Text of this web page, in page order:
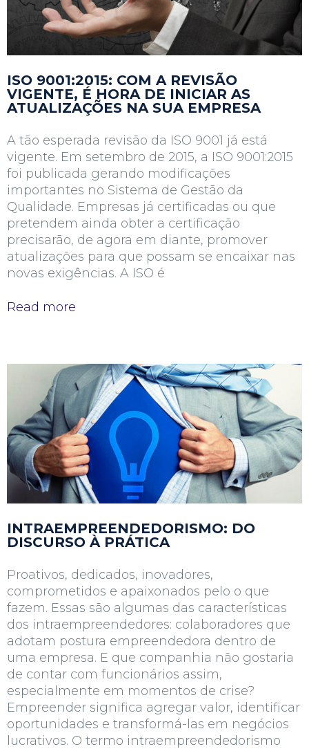
ISO 9001:2015: COM A REVISÃO
VIGENTE, É HORA DE INICIAR AS
ATUALIZAÇÕES NA SUA EMPRESA
A tão esperada revisão da ISO 9001 já está
vigente. Em setembro de 2015, a ISO 9001:2015
foi publicada gerando modificações
importantes no Sistema de Gestão da
Qualidade. Empresas já certificadas ou que
pretendem ainda obter a certificação
precisarão, de agora em diante, promover
atualizações para que possam se encaixar nas
novas exigências. A ISO é
Read more
INTRAEMPREENDEDORISMO: DO
DISCURSO À PRÁTICA
Proativos, dedicados, inovadores,
comprometidos e apaixonados pelo o que
fazem. Essas são algumas das características
dos intraempreendedores: colaboradores que
adotam postura empreendedora dentro de
uma empresa. E que companhia não gostaria
de contar com funcionários assim,
especialmente em momentos de crise?
Empreender significa agregar valor, identificar
oportunidades e transformá-las em negócios
lucrativos. O termo intraempreendedorismo